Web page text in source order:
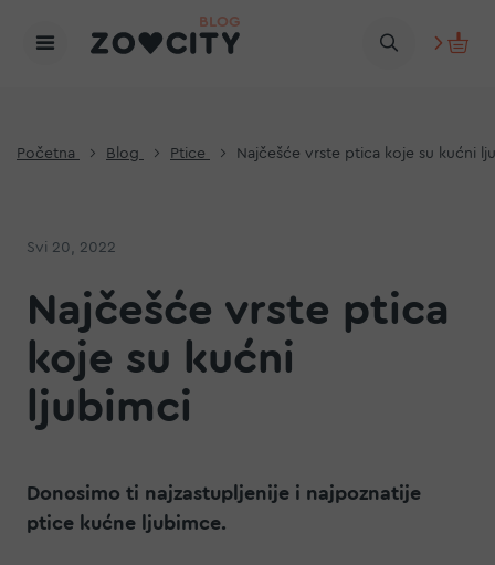
Početna Blog Ptice Najčešće vrste ptica koje su kućni
Svi 20, 2022
Najčešće vrste ptica
koje su kućni
ljubimci
Donosimo ti najzastupljenije i najpoznatije
ptice kućne ljubimce.